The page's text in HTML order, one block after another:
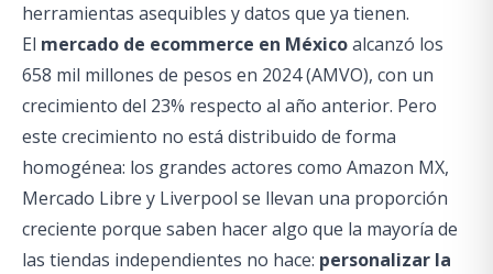
herramientas asequibles y datos que ya tienen.
El mercado de ecommerce en Méxicoalcanzó los
658 mil millones de pesos en 2024 (AMVO), con un
crecimiento del 23% respecto al año anterior. Pero
este crecimiento no está distribuido de forma
homogénea: los grandes actores como Amazon MX,
Mercado Libre y Liverpool se llevan una proporción
creciente porque saben hacer algo que la mayoría de
las tiendas independientes no hace: personalizar la